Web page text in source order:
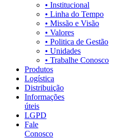
• Institucional
• Linha do Tempo
• Missão e Visão
• Valores
• Politica de Gestão
• Unidades
• Trabalhe Conosco
Produtos
Logística
Distribuição
Informações
úteis
LGPD
Fale
Conosco